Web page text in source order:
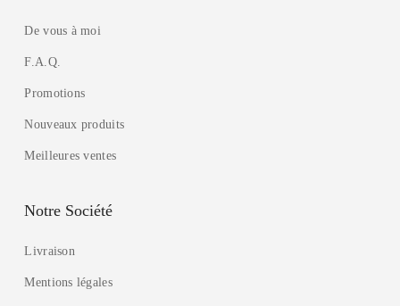
De vous à moi
F.A.Q.
Promotions
Nouveaux produits
Meilleures ventes
Notre Société
Livraison
Mentions légales